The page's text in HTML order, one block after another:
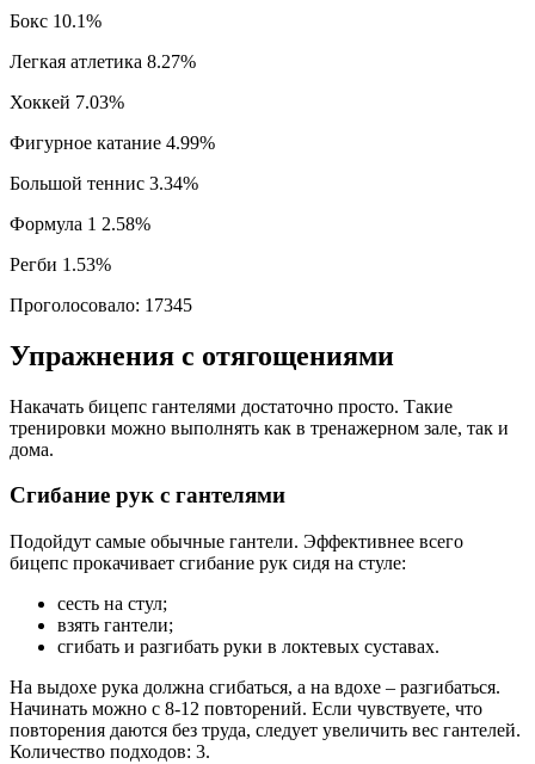
Бокс 10.1%
Легкая атлетика 8.27%
Хоккей 7.03%
Фигурное катание 4.99%
Большой теннис 3.34%
Формула 1 2.58%
Регби 1.53%
Проголосовало: 17345
Упражнения с отягощениями
Накачать бицепс гантелями достаточно просто. Такие
тренировки можно выполнять как в тренажерном зале, так и
дома.
Сгибание рук с гантелями
Подойдут самые обычные гантели. Эффективнее всего
бицепс прокачивает сгибание рук сидя на стуле:
сесть на стул;
взять гантели;
сгибать и разгибать руки в локтевых суставах.
На выдохе рука должна сгибаться, а на вдохе – разгибаться.
Начинать можно с 8-12 повторений. Если чувствуете, что
повторения даются без труда, следует увеличить вес гантелей.
Количество подходов: 3.